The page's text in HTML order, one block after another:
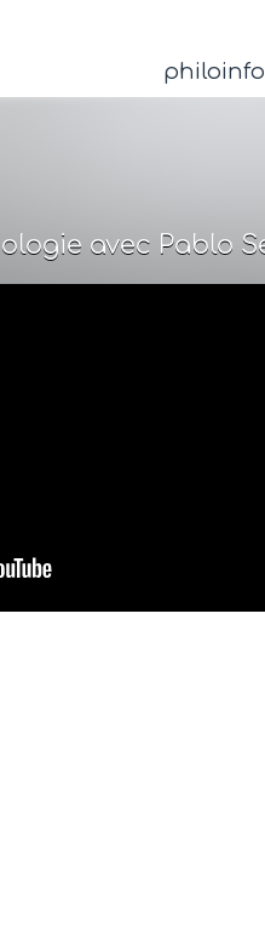
avec Pablo